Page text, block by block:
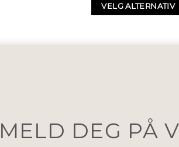
VELG ALTERNATIV
MELD DEG PÅ